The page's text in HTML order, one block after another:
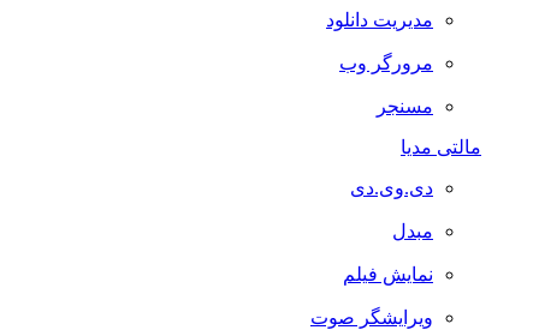
مدیریت دانلود
مرورگر وب
مسنجر
مالتی مدیا
دی.وی.دی
مبدل
نمایش فیلم
ویرایشگر صوت